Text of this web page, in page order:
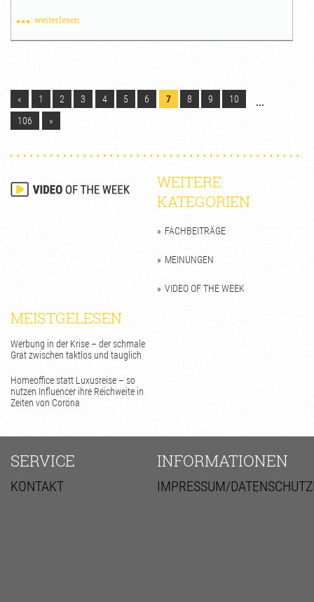
weiterlesen
« 1 2 3 4 5 6 7 8 9 10
...
106
»
WEITERE
KATEGORIEN
FACHBEITRÄGE
MEINUNGEN
VIDEO OF THE WEEK
MEISTGELESEN
Werbung in der Krise – der schmale
Grat zwischen taktlos und tauglich
Homeoffice statt Luxusreise – so
nutzen Influencer ihre Reichweite in
Zeiten von Corona
SERVICE
KONTAKT
INFORMATIONEN
IMPRESSUM/